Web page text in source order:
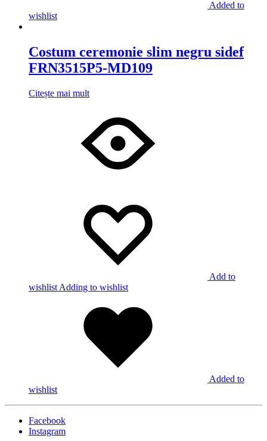
Added to
wishlist
Costum ceremonie slim negru sidef
FRN3515P5-MD109
Citește mai mult
Add to
wishlist Adding to wishlist
Added to
wishlist
Facebook
Instagram